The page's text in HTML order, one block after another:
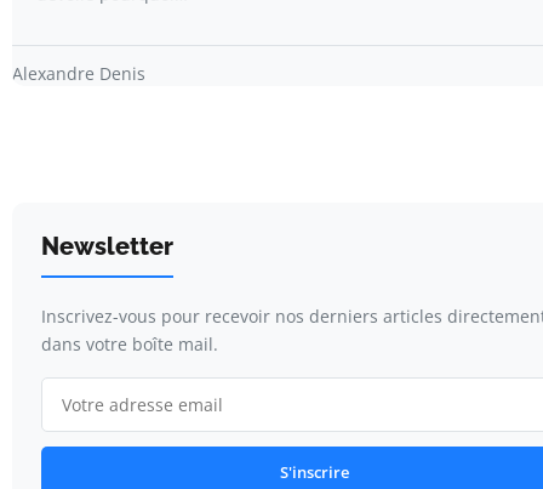
Alexandre Denis
Newsletter
Inscrivez-vous pour recevoir nos derniers articles
dans votre boîte mail.
S'inscrire